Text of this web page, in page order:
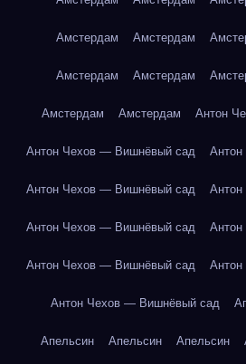
Амстердам Амстердам
Амстердам Амстердам
Амстердам Амстердам Антон
Антон Чехов — Вишнёвый сад
Антон Чехов — Вишнёвый сад
Антон Чехов — Вишнёвый сад
Антон Чехов — Вишнёвый сад
Антон Чехов — Вишнёвый сад
Апельсин Апельсин Апельсин